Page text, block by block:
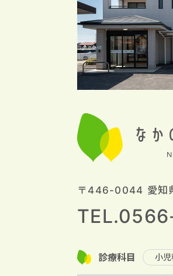
〒446-0044 愛知
診療科目 小